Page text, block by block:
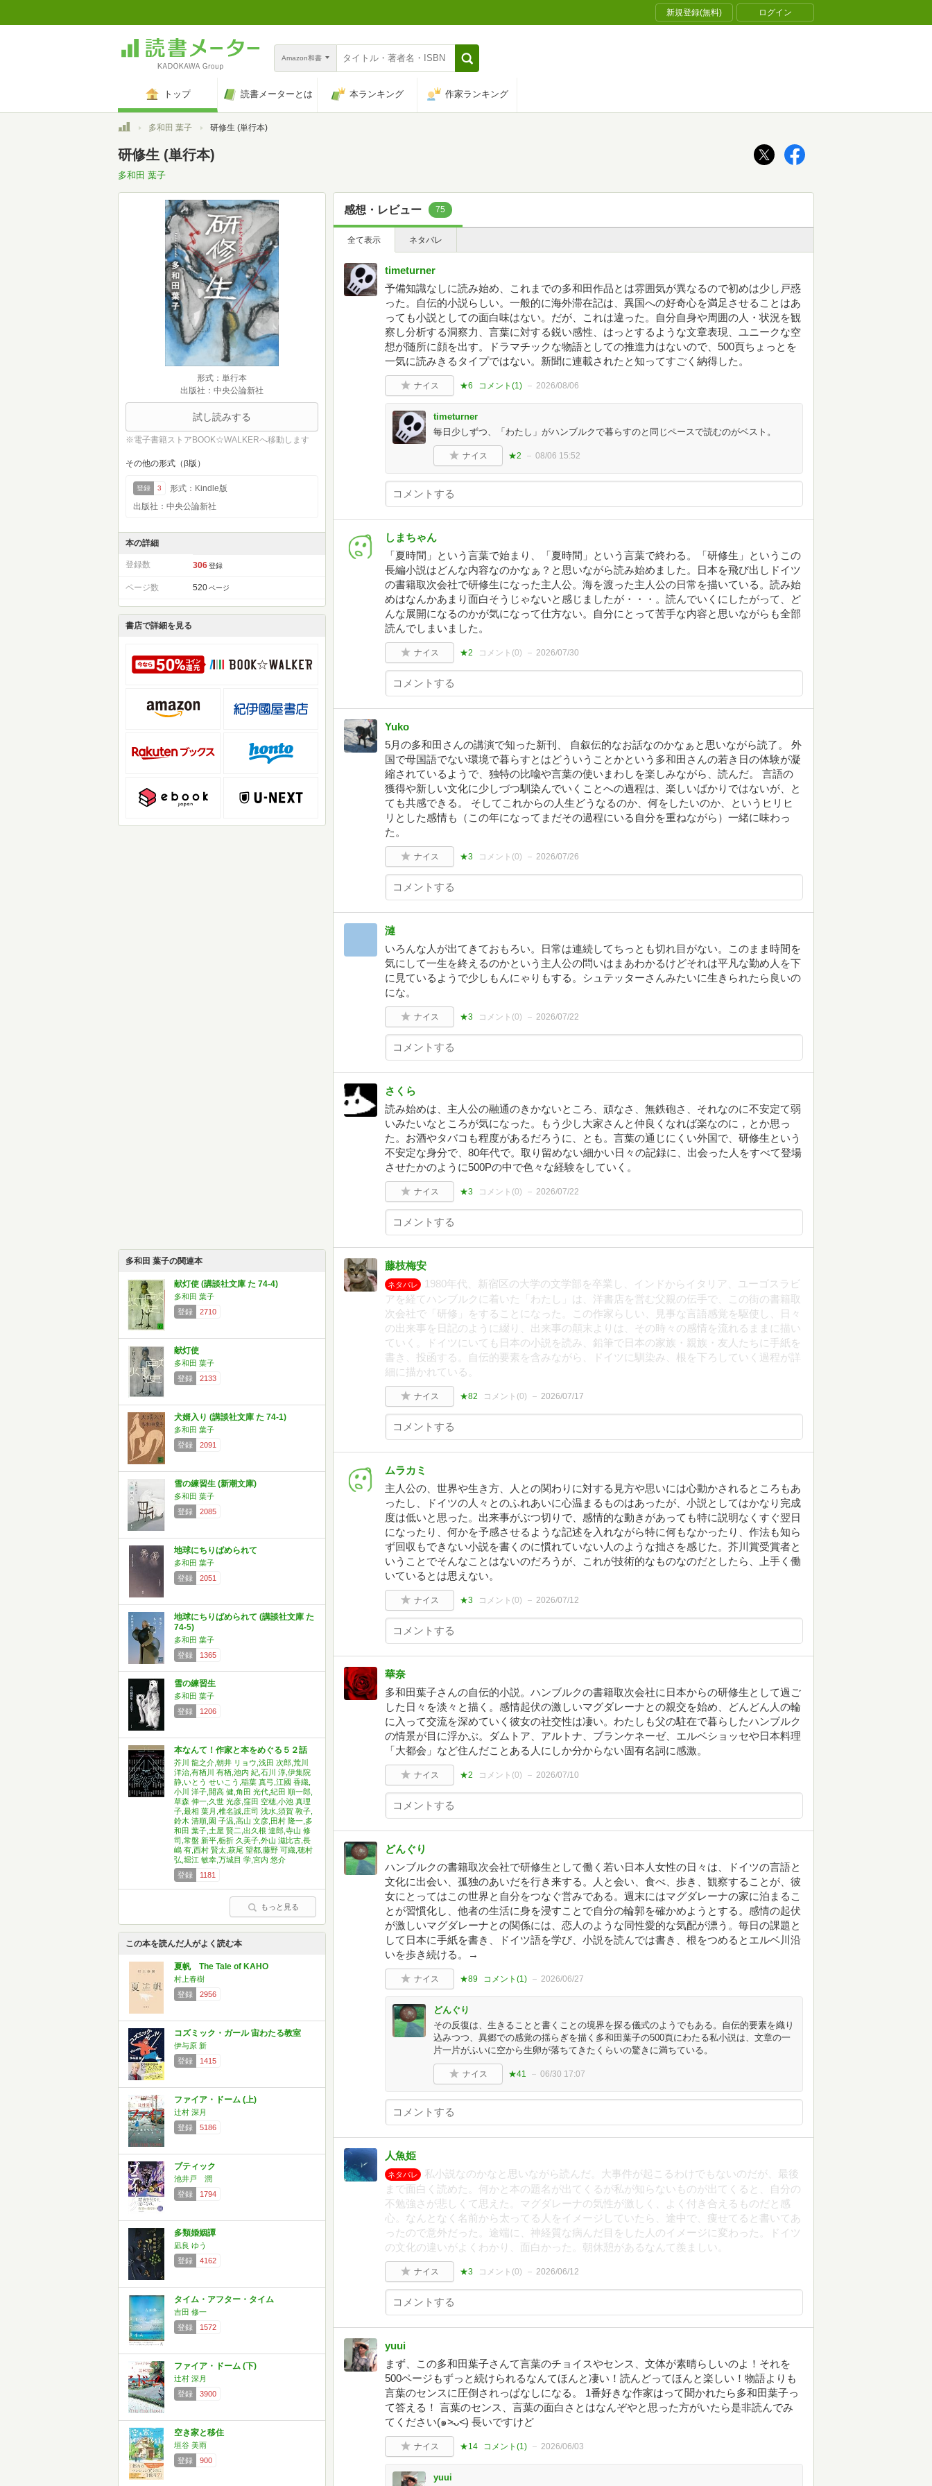
新規登録(無料) ログイン
Amazon和書
トップ 読書メーターとは 本ランキング 作家ランキング
トップ多和田 葉子 研修生 (単行本)
研修生 (単行本)
多和田 葉子
形式：単行本
出版社：中央公論新社
試し読みする
※電子書籍ストアBOOK☆WALKERへ移動します
その他の形式（β版）
登録 3
形式：Kindle版
出版社：中央公論新社
本の詳細
登録数 306 登録
ページ数 520 ページ
書店で詳細を見る
多和田 葉子の関連本
献灯使 (講談社文庫 た 74-4)
多和田 葉子
登録
2710
献灯使
多和田 葉子
登録
2133
犬婿入り (講談社文庫 た 74-1)
多和田 葉子
登録
2091
雪の練習生 (新潮文庫)
多和田 葉子
登録
2085
地球にちりばめられて
多和田 葉子
登録
2051
地球にちりばめられて (講談社文庫 た
74-5)
多和田 葉子
登録
1365
雪の練習生
多和田 葉子
登録
1206
本なんて！作家と本をめぐる５２話
芥川 龍之介,朝井 リョウ,浅田 次郎,荒川
洋治,有栖川 有栖,池内 紀,石川 淳,伊集院
静,いとう せいこう,稲葉 真弓,江國 香織,
小川 洋子,開高 健,角田 光代,紀田 順一郎,
草森 伸一,久世 光彦,窪田 空穂,小池 真理
子,最相 葉月,椎名誠,庄司 浅水,須賀 敦子,
鈴木 清順,園 子温,高山 文彦,田村 隆一,多
和田 葉子,土屋 賢二,出久根 達郎,寺山 修
司,常盤 新平,栃折 久美子,外山 滋比古,長
嶋 有,西村 賢太,萩尾 望都,藤野 可織,穂村
弘,堀江 敏幸,万城目 学,宮内 悠介
登録
1181
もっと見る
この本を読んだ人がよく読む本
夏帆 The Tale of KAHO
村上春樹
登録
2956
コズミック・ガール 宙わたる教室
伊与原 新
登録
1415
ファイア・ドーム (上)
辻村 深月
登録
5186
ブティック
池井戸 潤
登録
1794
多類婚姻譚
凪良 ゆう
登録
4162
タイム・アフター・タイム
吉田 修一
登録
1572
ファイア・ドーム (下)
辻村 深月
登録
3900
空き家と移住
垣谷 美雨
登録
900
感想・レビュー 75
全て表示 ネタバレ
timeturner
予備知識なしに読み始め、これまでの多和田作品とは雰囲気が異なるので初めは少し戸惑
った。自伝的小説らしい。一般的に海外滞在記は、異国への好奇心を満足させることはあ
っても小説としての面白味はない。だが、これは違った。自分自身や周囲の人・状況を観
察し分析する洞察力、言葉に対する鋭い感性、はっとするような文章表現、ユニークな空
想が随所に顔を出す。ドラマチックな物語としての推進力はないので、500頁ちょっとを
一気に読みきるタイプではない。新聞に連載されたと知ってすごく納得した。
ナイス ★6 コメント(1) 2026/08/06
timeturner
毎日少しずつ、「わたし」がハンブルクで暮らすのと同じペースで読むのがベスト。
ナイス ★2 08/06 15:52
しまちゃん
「夏時間」という言葉で始まり、「夏時間」という言葉で終わる。「研修生」というこの
長編小説はどんな内容なのかなぁ？と思いながら読み始めました。日本を飛び出しドイツ
の書籍取次会社で研修生になった主人公。海を渡った主人公の日常を描いている。読み始
めはなんかあまり面白そうじゃないと感じましたが・・・。読んでいくにしたがって、ど
んな展開になるのかが気になって仕方ない。自分にとって苦手な内容と思いながらも全部
読んでしまいました。
ナイス ★2 コメント(0) 2026/07/30
Yuko
5月の多和田さんの講演で知った新刊、 自叙伝的なお話なのかなぁと思いながら読了。 外
国で母国語でない環境で暮らすとはどういうことかという多和田さんの若き日の体験が凝
縮されているようで、独特の比喩や言葉の使いまわしを楽しみながら、読んだ。 言語の
獲得や新しい文化に少しづつ馴染んでいくことへの過程は、楽しいばかりではないが、と
ても共感できる。 そしてこれからの人生どうなるのか、何をしたいのか、というヒリヒ
リとした感情も（この年になってまだその過程にいる自分を重ねながら）一緒に味わっ
た。
ナイス ★3 コメント(0) 2026/07/26
漣
いろんな人が出てきておもろい。日常は連続してちっとも切れ目がない。このまま時間を
気にして一生を終えるのかという主人公の問いはまあわかるけどそれは平凡な勤め人を下
に見ているようで少しもんにゃりもする。シュテッターさんみたいに生きられたら良いの
にな。
ナイス ★3 コメント(0) 2026/07/22
さくら
読み始めは、主人公の融通のきかないところ、頑なさ、無鉄砲さ、それなのに不安定て弱
いみたいなところが気になった。もう少し大家さんと仲良くなれば楽なのに，とか思っ
た。お酒やタバコも程度があるだろうに、とも。言葉の通じにくい外国で、研修生という
不安定な身分で、80年代で。取り留めない細かい日々の記録に、出会った人をすべて登場
させたかのように500Pの中で色々な経験をしていく。
ナイス ★3 コメント(0) 2026/07/22
藤枝梅安
ネタバレ
1980年代、新宿区の大学の文学部を卒業し、インドからイタリア、ユーゴスラビ
アを経てハンブルクに着いた「わたし」は、洋書店を営む父親の伝手で、この街の書籍取
次会社で「研修」をすることになった。この作家らしい、見事な言語感覚を駆使し、日々
の出来事を日記のように綴り、出来事の顛末よりは、その時々の感情を流れるままに描い
ていく。ドイツにいても日本の小説を読み、鉛筆で日本の家族・親族・友人たちに手紙を
書き、投函する。自伝的要素を含みながら、ドイツに馴染み、根を下ろしていく過程が詳
細に描かれている。
ナイス ★82 コメント(0) 2026/07/17
ムラカミ
主人公の、世界や生き方、人との関わりに対する見方や思いには心動かされるところもあ
ったし、ドイツの人々とのふれあいに心温まるものはあったが、小説としてはかなり完成
度は低いと思った。出来事がぶつ切りで、感情的な動きがあっても特に説明なくすぐ翌日
になったり、何かを予感させるような記述を入れながら特に何もなかったり、作法も知ら
ず回収もできない小説を書くのに慣れていない人のような拙さを感じた。芥川賞受賞者と
いうことでそんなことはないのだろうが、これが技術的なものなのだとしたら、上手く働
いているとは思えない。
ナイス ★3 コメント(0) 2026/07/12
華奈
多和田葉子さんの自伝的小説。ハンブルクの書籍取次会社に日本からの研修生として過ご
した日々を淡々と描く。感情起伏の激しいマグダレーナとの親交を始め、どんどん人の輪
に入って交流を深めていく彼女の社交性は凄い。わたしも父の駐在で暮らしたハンブルク
の情景が目に浮かぶ。ダムトア、アルトナ、ブランケネーゼ、エルベショッセや日本料理
「大都会」など住んだことある人にしか分からない固有名詞に感激。
ナイス ★2 コメント(0) 2026/07/10
どんぐり
ハンブルクの書籍取次会社で研修生として働く若い日本人女性の日々は、ドイツの言語と
文化に出会い、孤独のあいだを行き来する。人と会い、食べ、歩き、観察することが、彼
女にとってはこの世界と自分をつなぐ営みである。週末にはマグダレーナの家に泊まるこ
とが習慣化し、他者の生活に身を浸すことで自分の輪郭を確かめようとする。感情の起伏
が激しいマグダレーナとの関係には、恋人のような同性愛的な気配が漂う。毎日の課題と
して日本に手紙を書き、ドイツ語を学び、小説を読んでは書き、根をつめるとエルベ川沿
いを歩き続ける。→
ナイス ★89 コメント(1) 2026/06/27
どんぐり
その反復は、生きることと書くことの境界を探る儀式のようでもある。自伝的要素を織り
込みつつ、異郷での感覚の揺らぎを描く多和田葉子の500頁にわたる私小説は、文章の一
片一片がふいに空から生卵が落ちてきたくらいの驚きに満ちている。
ナイス ★41 06/30 17:07
人魚姫
ネタバレ
私小説なのかなと思いながら読んだ。大事件が起こるわけでもないのだが、最後
まで面白く読めた。何かと本の題名が出てくるが私が知らないものが出てくると、自分の
不勉強さが悲しくて思えた。マグダレーナの気性が激しく、よく付き合えるものだと感
心。なんとなく名前から太ってる人をイメージしていたら、途中で、痩せてると書いてあ
ったので意外だった。途端に、神経質な病んだ目をした人のイメージに変わった。ドイツ
の文化の違いがよくわかり、面白かった。朝休憩があるなんて羨ましい。
ナイス ★3 コメント(0) 2026/06/12
yuui
まず、この多和田葉子さんて言葉のチョイスやセンス、文体が素晴らしいのよ！それを
500ページもずっと続けられるなんてほんと凄い！読んどってほんと楽しい！物語よりも
言葉のセンスに圧倒されっぱなしになる。 1番好きな作家はって聞かれたら多和田葉子っ
て答える！ 言葉のセンス、言葉の面白さとはなんぞやと思った方がいたら是非読んでみ
てください(๑˃̵ᴗ˂̵) 長いですけど
ナイス ★14 コメント(1) 2026/06/03
yuui